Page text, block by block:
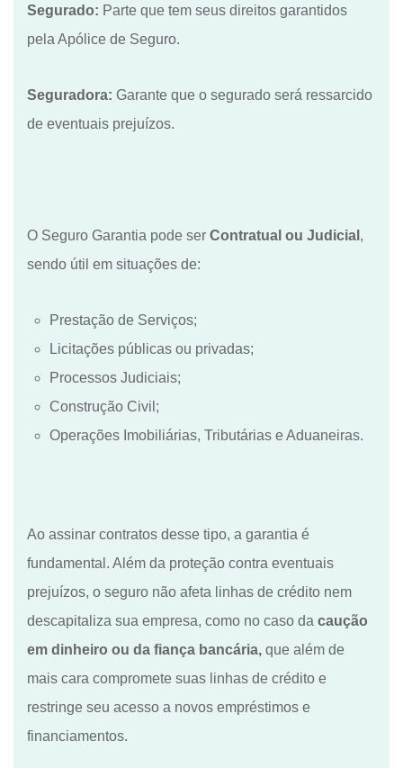
Segurado: Parte que tem seus direitos garantidos
pela Apólice de Seguro.
Seguradora: Garante que o segurado será ressarcido
de eventuais prejuízos.
O Seguro Garantia pode ser Contratual ou Judicial ,
sendo útil em situações de:
Prestação de Serviços;
Licitações públicas ou privadas;
Processos Judiciais;
Construção Civil;
Operações Imobiliárias, Tributárias e Aduaneiras.
Ao assinar contratos desse tipo, a garantia é
fundamental. Além da proteção contra eventuais
prejuízos, o seguro não afeta linhas de crédito nem
descapitaliza sua empresa, como no caso da caução
em dinheiro ou da fiança bancária, que além de
mais cara compromete suas linhas de crédito e
restringe seu acesso a novos empréstimos e
financiamentos.